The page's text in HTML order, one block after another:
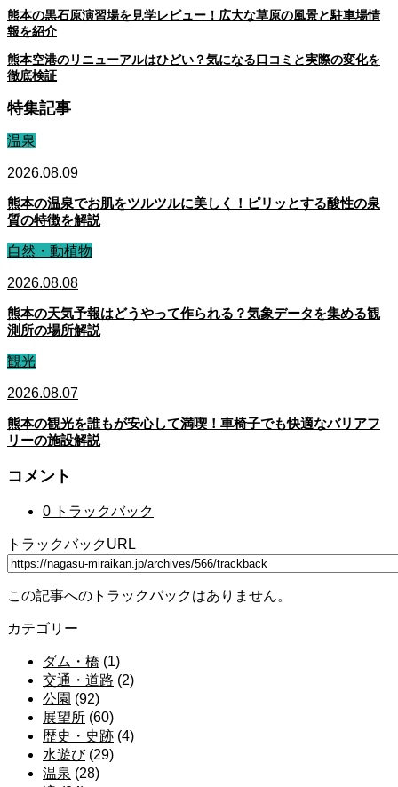
熊本の黒石原演習場を見学レビュー！広大な草原の風景と駐車場情
報を紹介
熊本空港のリニューアルはひどい？気になる口コミと実際の変化を
徹底検証
特集記事
温泉
2026.08.09
熊本の温泉でお肌をツルツルに美しく！ピリッとする酸性の泉
質の特徴を解説
自然・動植物
2026.08.08
熊本の天気予報はどうやって作られる？気象データを集める観
測所の場所解説
観光
2026.08.07
熊本の観光を誰もが安心して満喫！車椅子でも快適なバリアフ
リーの施設解説
コメント
0 トラックバック
トラックバックURL
この記事へのトラックバックはありません。
カテゴリー
ダム・橋 (1)
交通・道路 (2)
公園 (92)
展望所 (60)
歴史・史跡 (4)
水遊び(29)
温泉 (28)